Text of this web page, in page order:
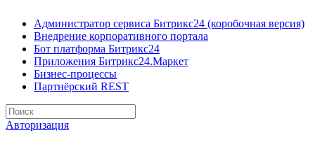
Администратор сервиса Битрикс24 (коробочная версия)
Внедрение корпоративного портала
Бот платформа Битрикс24
Приложения Битрикс24.Маркет
Бизнес-процессы
Партнёрский REST
Авторизация